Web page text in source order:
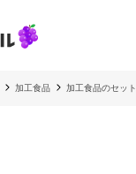
加工食品 加工食品のセット